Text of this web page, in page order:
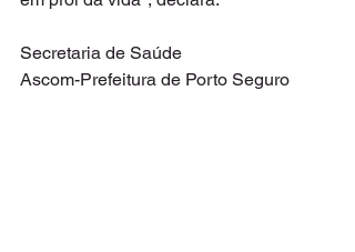
Secretaria de Saúde
Ascom-Prefeitura de Porto Seguro